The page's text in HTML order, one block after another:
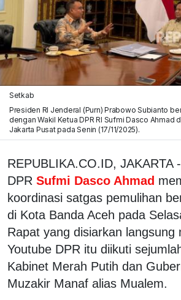
Setkab
Presiden RI Jenderal (Purn) Prabowo Subianto
dengan Wakil Ketua DPR RI Sufmi Dasco Ahmad
Jakarta Pusat pada Senin (17/11/2025).
REPUBLIKA.CO.ID, JAKARTA
DPR Sufmi Dasco Ahmad
koordinasi satgas pemulihan
di Kota Banda Aceh pada
Rapat yang disiarkan langsung
Youtube DPR itu diikuti
Kabinet Merah Putih dan
Muzakir Manaf alias Mualem.